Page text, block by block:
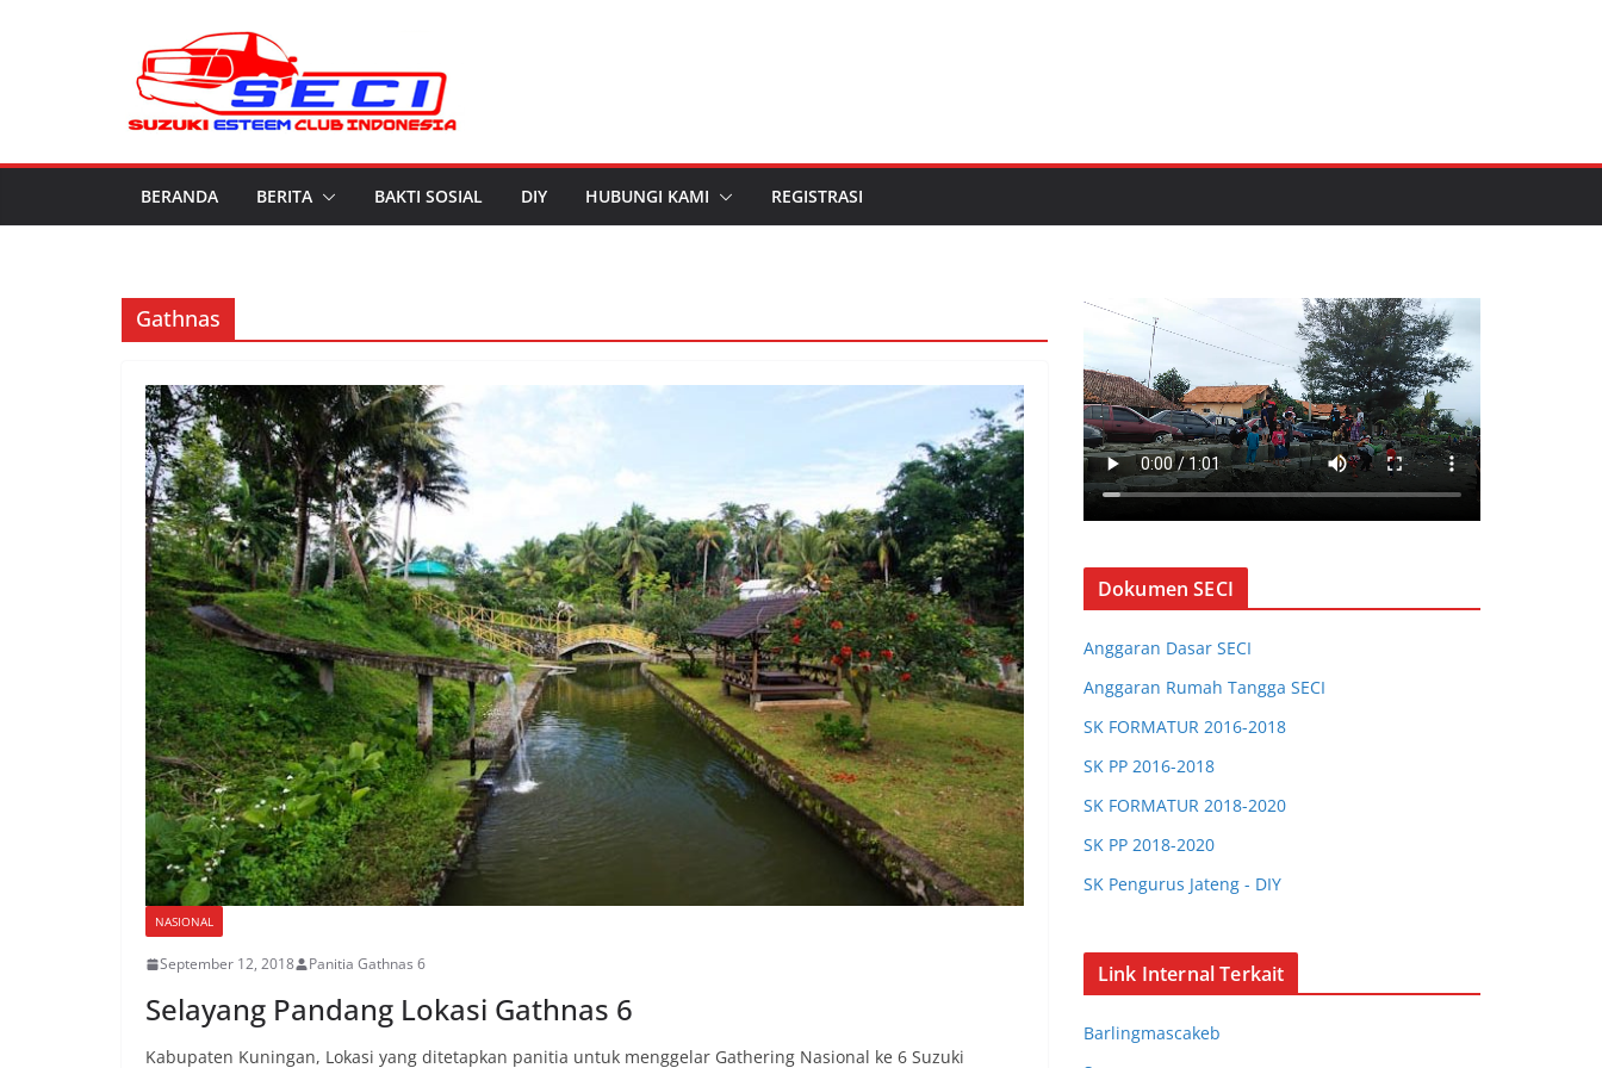
BERANDA BERITA BAKTI SOSIAL DIY HUBUNGI KAMI REGISTRASI
Gathnas
NASIONAL
September 12, 2018 Panitia Gathnas 6
Selayang Pandang Lokasi Gathnas 6
Kabupaten Kuningan, Lokasi yang ditetapkan panitia untuk menggelar Gathering Nasional ke 6 Suzuki
Dokumen SECI
Anggaran Dasar SECI
Anggaran Rumah Tangga SECI
SK FORMATUR 2016-2018
SK PP 2016-2018
SK FORMATUR 2018-2020
SK PP 2018-2020
SK Pengurus Jateng - DIY
SK Chapter Bandung
SK Chapter Bogor
SK Chapter Barlingmascakeb
Link Internal Terkait
Barlingmascakeb